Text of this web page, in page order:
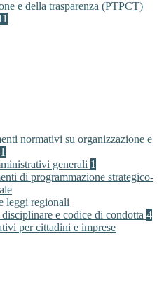
e della trasparenza (PTPCT)
normativi su organizzazione e
1
generali 1
di programmazione strategico-
leggi regionali
e codice di condotta 4
per cittadini e imprese